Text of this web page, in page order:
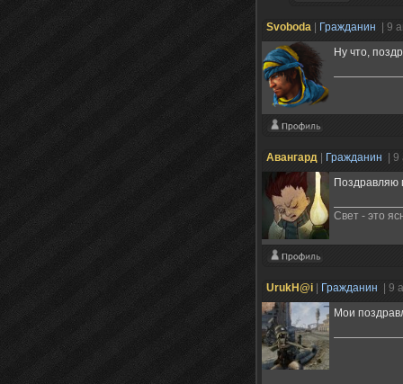
Svoboda Гражданин
| 9
Ну что,
Авангард Гражданин
|
Поздравляю
Свет - это
UrukH@i Гражданин
| 9
Мои